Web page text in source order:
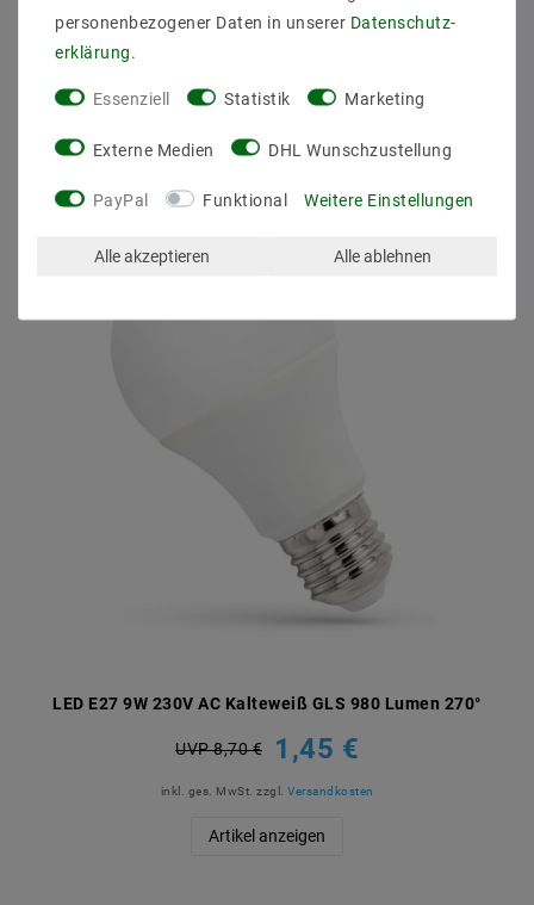
ZULETZT ANGESEHEN
LED E27 9W 230V AC Kalteweiß GLS 980 Lumen 270°
UVP 8,70 € 1,45 €
inkl. ges. MwSt. zzgl. Versandkosten
Artikel anzeigen
personenbezogener Daten in unserer Daten­schutz­
erklärung.
Essenziell Statistik Marketing
Externe Medien DHL Wunschzustellung
PayPal Funktional Weitere Einstellungen
Alle akzeptieren Alle ablehnen